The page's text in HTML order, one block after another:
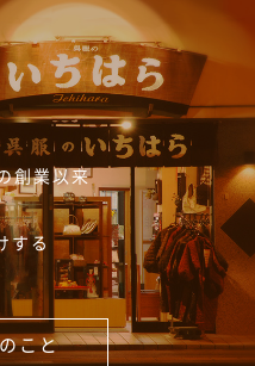
創業以来
する
こと